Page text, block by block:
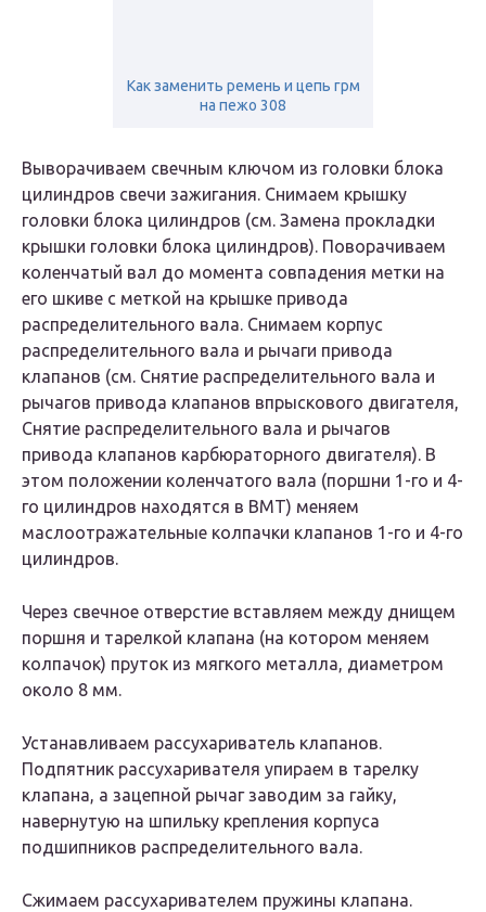
Как заменить ремень и цепь грм
на пежо 308
Выворачиваем свечным ключом из головки блока
цилиндров свечи зажигания. Снимаем крышку
головки блока цилиндров (см. Замена прокладки
крышки головки блока цилиндров). Поворачиваем
коленчатый вал до момента совпадения метки на
его шкиве с меткой на крышке привода
распределительного вала. Снимаем корпус
распределительного вала и рычаги привода
клапанов (см. Снятие распределительного вала и
рычагов привода клапанов впрыскового двигателя,
Снятие распределительного вала и рычагов
привода клапанов карбюраторного двигателя). В
этом положении коленчатого вала (поршни 1-го и 4-
го цилиндров находятся в ВМТ) меняем
маслоотражательные колпачки клапанов 1-го и 4-го
цилиндров.
Через свечное отверстие вставляем между днищем
поршня и тарелкой клапана (на котором меняем
колпачок) пруток из мягкого металла, диаметром
около 8 мм.
Устанавливаем рассухариватель клапанов.
Подпятник рассухаривателя упираем в тарелку
клапана, а зацепной рычаг заводим за гайку,
навернутую на шпильку крепления корпуса
подшипников распределительного вала.
Сжимаем рассухаривателем пружины клапана.